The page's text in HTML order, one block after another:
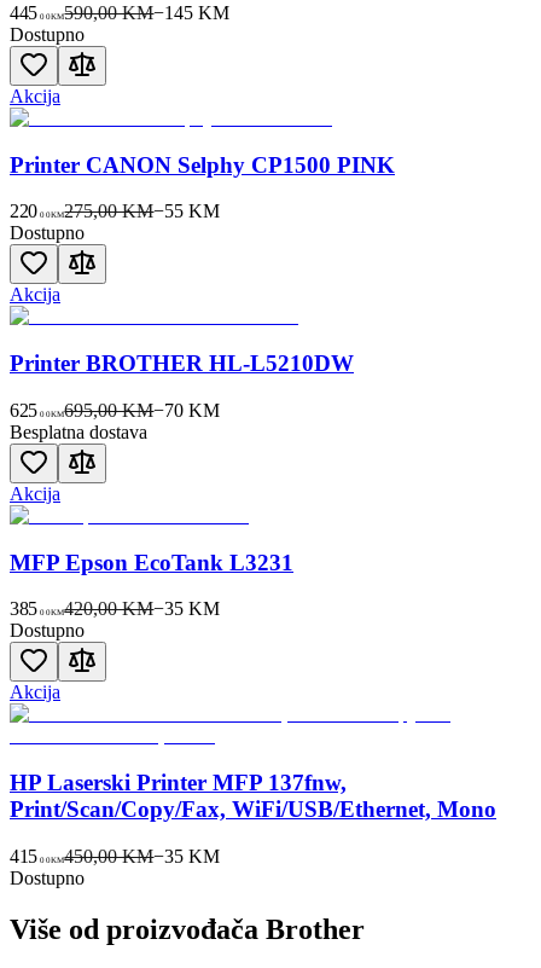
445 00KM590,00 KM−145 KM
Dostupno
Akcija
Printer CANON Selphy CP1500 PINK
220 00KM275,00 KM−55 KM
Dostupno
Akcija
Printer BROTHER HL-L5210DW
625 00KM695,00 KM−70 KM
Besplatna dostava
Akcija
MFP Epson EcoTank L3231
385 00KM420,00 KM−35 KM
Dostupno
Akcija
HP Laserski Printer MFP 137fnw,
Print/Scan/Copy/Fax, WiFi/USB/Ethernet, Mono
415 00KM450,00 KM−35 KM
Dostupno
Više od proizvođača Brother